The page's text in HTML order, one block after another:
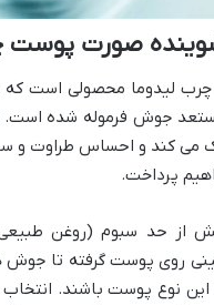
صورت پوست
لیدوما محصولی است که
جوش فرموله شده است.
می کند و احساس طراوت و
پرداخت.
از حد سبوم (روغن
روی پوست گرفته تا جوش
نوع پوست باشند.